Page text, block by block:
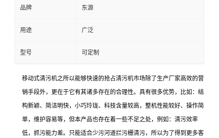
品牌 东源
用途 广泛
型号 可定制
移动式清污机之所以能够快速的抢占清污机市场除了生产厂家高效的营
销手段外，更在于它有其诸多存在的合理性。具有很多优势，比如：结
构新颖、简洁明快，小巧玲珑、科技含量较高，整机性能较好、操作简
单，维护容易等，但本产品也存在着一些不足之处，例如：清污效率
低，抓污能力差。只能适合少污河道拦污栅清污，所以为了得到更多客